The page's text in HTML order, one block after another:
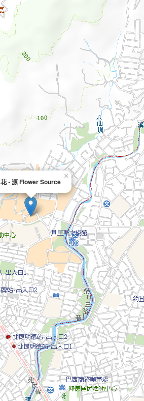
花 • 源 Flower Source
×